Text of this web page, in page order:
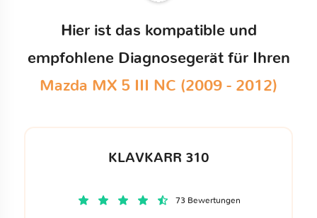
Hier ist das kompatible und
empfohlene Diagnosegerät für Ihren
Mazda MX 5 III NC (2009 - 2012)
KLAVKARR 310
73 Bewertungen